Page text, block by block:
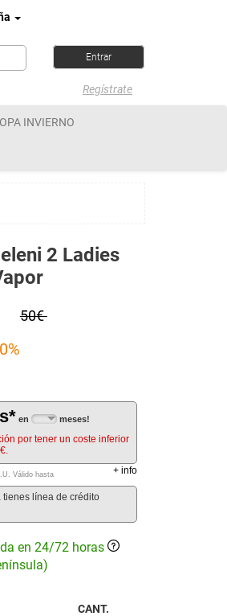
Regístrate
INVIERNO
2 Ladies
50€
en meses!
por tener un coste inferior
Válido hasta + info
tienes línea de crédito
en 24/72 horas
CANT.